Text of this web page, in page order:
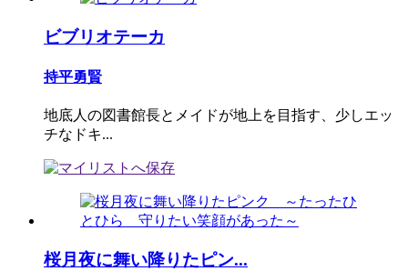
ビブリオテーカ
持平勇賢
地底人の図書館長とメイドが地上を目指す、少しエッ
チなドキ...
桜月夜に舞い降りたピン...